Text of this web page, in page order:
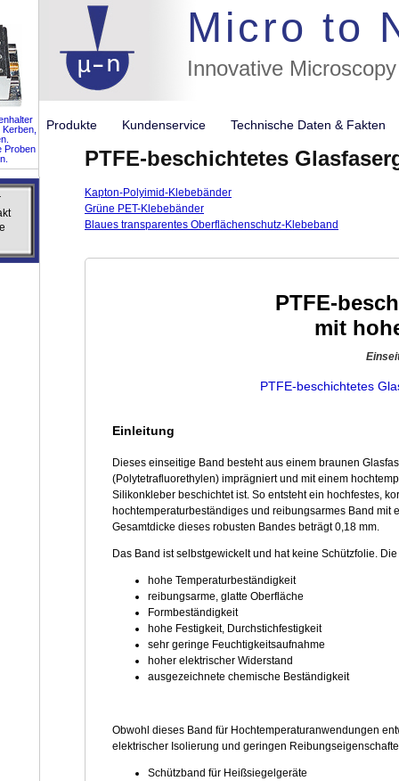
Proben
Micro to
Innovative
//flags
Produkte Kundenservice Technische Daten & Fakten
PTFE-beschichtetes
Kapton-Polyimid-Klebebänder
Grüne PET-Klebebänder
Blaues transparentes Oberflächenschutz-Klebeband
PTFE-
mit
PTFE-beschichtetes
Einleitung
Dieses einseitige Band besteht aus einem braunen
(Polytetrafluorethylen) imprägniert und mit einem
Silikonkleber beschichtet ist. So entsteht ein hochfestes,
hochtemperaturbeständiges und reibungsarmes Band mit
Gesamtdicke dieses robusten Bandes beträgt 0,18 mm.
Das Band ist selbstgewickelt und hat keine Schützfolie.
hohe Temperaturbeständigkeit
reibungsarme, glatte Oberfläche
Formbeständigkeit
hohe Festigkeit, Durchstichfestigkeit
sehr geringe Feuchtigkeitsaufnahme
hoher elektrischer Widerstand
ausgezeichnete chemische Beständigkeit
Obwohl dieses Band für Hochtemperaturanwendungen
elektrischer Isolierung und geringen
Schützband für Heißsiegelgeräte